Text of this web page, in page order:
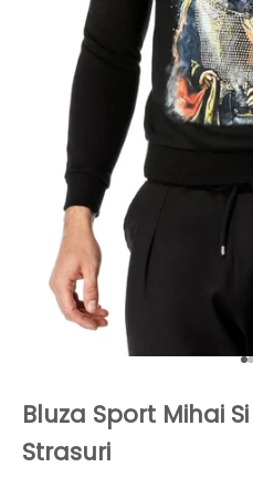
Bluza Sport Mihai
Strasuri